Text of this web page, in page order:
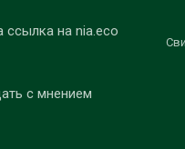
ссылка на nia.eco
с мнением